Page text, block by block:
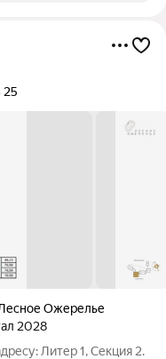
25
Ожерелье
2028
Литер 1, Секция 2.